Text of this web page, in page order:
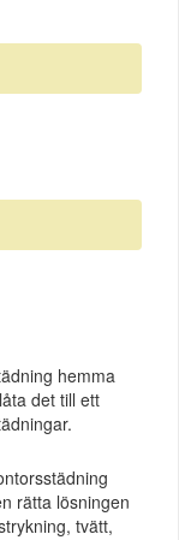
hemma
det till ett
rätta lösningen
tvätt,